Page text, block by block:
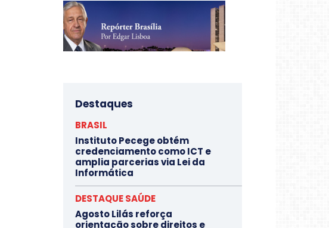
Destaques
BRASIL
Instituto Pecege obtém
credenciamento como ICT e
amplia parcerias via Lei da
Informática
DESTAQUE SAÚDE
Agosto Lilás reforça
orientação sobre direitos e